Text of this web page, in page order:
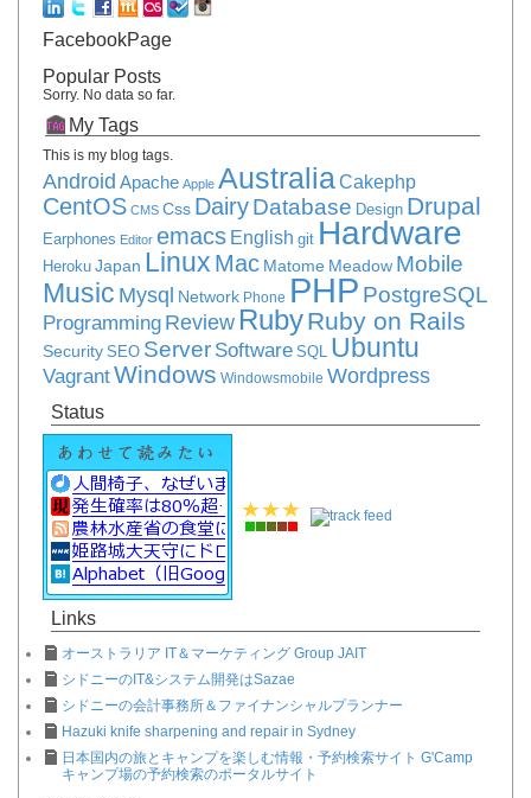
FacebookPage
Popular Posts
Sorry. No data so far.
My Tags
This is my blog tags.
Android Apache Apple AustraliaCakephp
CentOS CMS Css DairyDatabase Design Drupal
Earphones Editor emacs English git Hardware
Heroku Japan Linux Mac Matome Meadow Mobile
Music Mysql Network Phone PHP PostgreSQL
Programming Review RubyRuby on Rails
Security SEO Server Software SQL Ubuntu
VagrantWindows Windowsmobile Wordpress
Status
Links
オーストラリア IT＆マーケティング Group JAIT
シドニーのIT&システム開発はSazae
シドニーの会計事務所＆ファイナンシャルプランナー
Hazuki knife sharpening and repair in Sydney
日本国内の旅とキャンプを楽しむ情報・予約検索サイト G'Camp
キャンプ場の予約検索のポータルサイト